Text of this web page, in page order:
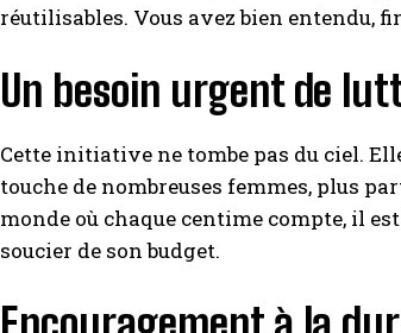
réutilisables. Vous avez bien entendu,
Un besoin urgent de
Cette initiative ne tombe pas du ciel.
touche de nombreuses femmes, plus
monde où chaque centime compte, il
soucier de son budget.